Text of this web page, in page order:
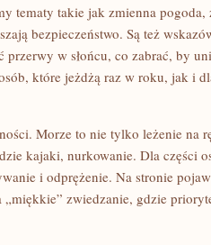
tematy takie jak zmienna pogoda,
bezpieczeństwo. Są też
w słońcu, co zabrać, by
które jeżdżą raz w roku, jak i
Morze to nie tylko leżenie na
kajaki, nurkowanie. Dla części
i odprężenie. Na stronie
zwiedzanie, gdzie